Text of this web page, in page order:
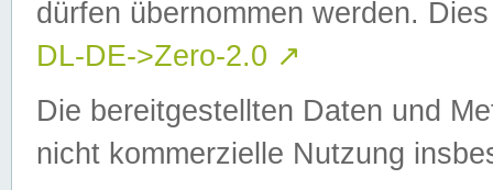
dürfen übernommen werden.
DL-DE->Zero-2.0 ↗
Die bereitgestellten Daten und
nicht kommerzielle Nutzung